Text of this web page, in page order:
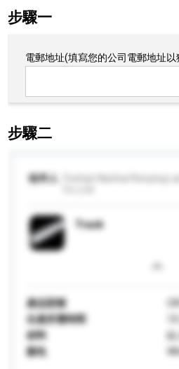
步驟一
電郵地址(填寫您的公司電郵地址
步驟二
收件人
Track
產品型號
生產所需時間
材料
鋁
顏色